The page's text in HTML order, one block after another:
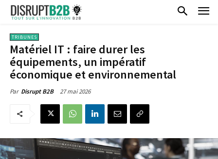
TRIBUNES
Matériel IT : faire durer les
équipements, un impératif
économique et environnemental
Par Disrupt B2B 27 mai 2026